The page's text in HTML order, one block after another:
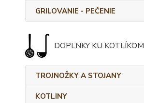
GRILOVANIE - PEČENIE
DOPLNKY KU KOTLÍKOM
TROJNOŽKY A STOJANY
KOTLINY